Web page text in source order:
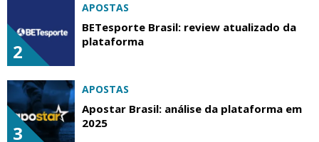
2
APOSTAS
BETesporte Brasil: review atualizado da
plataforma
3
APOSTAS
Apostar Brasil: análise da plataforma em
2025